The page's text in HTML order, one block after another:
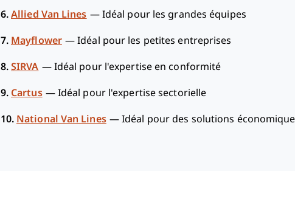
6. Allied Van Lines — Idéal pour les grandes équipes
7. Mayflower —Idéal pour les petites entreprises
8. SIRVA — Idéal pour l'expertise en conformité
9. Cartus — Idéal pour l'expertise sectorielle
10. National Van Lines —Idéal pour des solutions